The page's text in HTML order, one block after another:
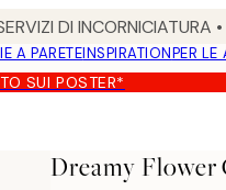
DI
A PARETEINSPIRATIONPER LE
SUI POSTER*
Dreamy Flower